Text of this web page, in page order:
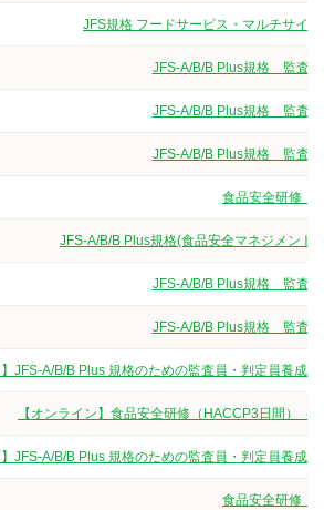
JFS規格 フードサービス・マルチサイ
JFS-A/B/B Plus規格 監査員
JFS-A/B/B Plus規格 監査員
JFS-A/B/B Plus規格 監査員
食品安全研修（
JFS-A/B/B Plus規格(食品安全マネジメント
JFS-A/B/B Plus規格 監査員
JFS-A/B/B Plus規格 監査員
】JFS-A/B/B Plus 規格のための監査員・判定員養
【オンライン】食品安全研修（HACCP3日間）
】JFS-A/B/B Plus 規格のための監査員・判定員養
食品安全研修（